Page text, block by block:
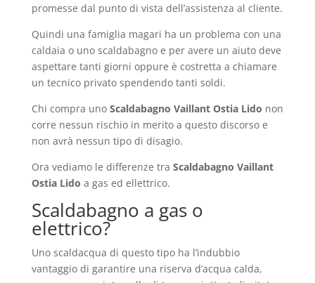
promesse dal punto di vista dell’assistenza al cliente.
Quindi una famiglia magari ha un problema con una
caldaia o uno scaldabagno e per avere un aiuto deve
aspettare tanti giorni oppure è costretta a chiamare
un tecnico privato spendendo tanti soldi.
Chi compra uno Scaldabagno Vaillant Ostia Lido non
corre nessun rischio in merito a questo discorso e
non avrà nessun tipo di disagio.
Ora vediamo le differenze tra Scaldabagno Vaillant
Ostia Lido a gas ed ellettrico.
Scaldabagno a gas o
elettrico?
Uno scaldacqua di questo tipo ha l’indubbio
vantaggio di garantire una riserva d’acqua calda,